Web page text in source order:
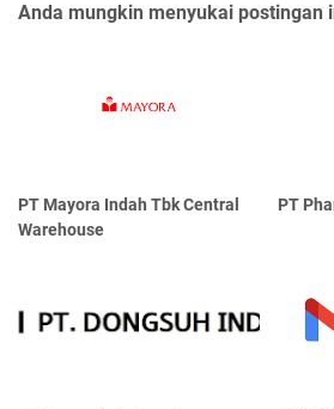
Anda mungkin menyukai postingan
PT Mayora Indаh Tbk Central
Warehouse
PT